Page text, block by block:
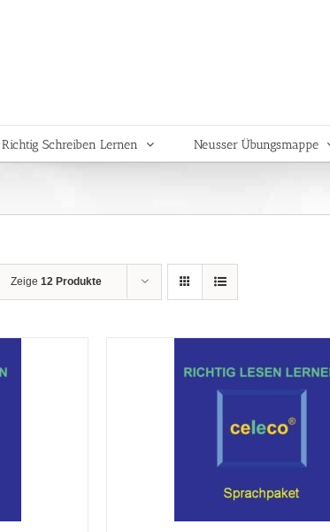
Richtig Schreiben Lernen Neusser Übungsmappe
Zeige 12 Produkte